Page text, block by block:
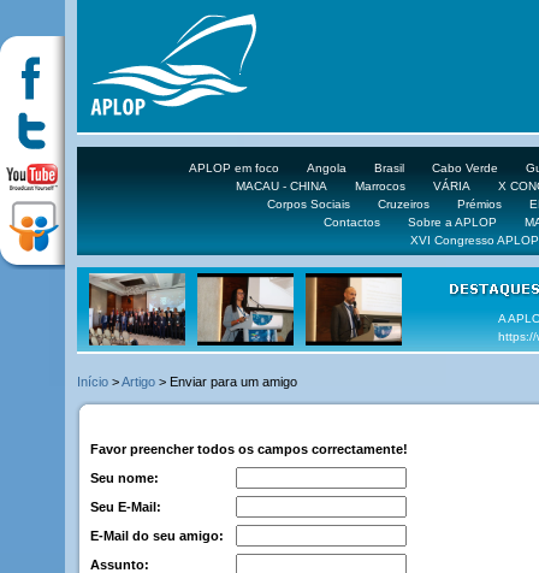
APLOP em foco Angola Brasil Cabo Verde
MACAU - CHINA
Marrocos VÁRIA
X
Corpos Sociais
Cruzeiros Prémios
Contactos
Sobre a APLOP
XVI Congresso APLOP
A
https://
Início >Artigo > Enviar para um amigo
Favor preencher todos os campos correctamente!
Seu nome:
Seu E-Mail:
E-Mail do seu amigo:
Assunto: